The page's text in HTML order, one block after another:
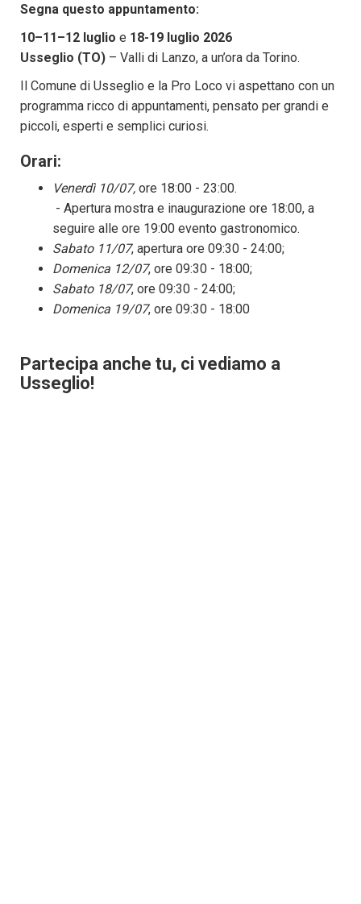
Segna questo appuntamento:
10–11–12 luglio e 18-19 luglio 2026
Usseglio (TO) – Valli di Lanzo, a un’ora da Torino.
Il Comune di Usseglio e la Pro Loco vi aspettano con un
programma ricco di appuntamenti, pensato per grandi e
piccoli, esperti e semplici curiosi.
Orari:
Venerdì 10/07, ore 18:00 - 23:00.
- Apertura mostra e inaugurazione ore 18:00, a
seguire alle ore 19:00 evento gastronomico.
Sabato 11/07, apertura ore 09:30 - 24:00;
Domenica 12/07, ore 09:30 - 18:00;
Sabato 18/07, ore 09:30 - 24:00;
Domenica 19/07, ore 09:30 - 18:00
Partecipa anche tu, ci vediamo a
Usseglio!